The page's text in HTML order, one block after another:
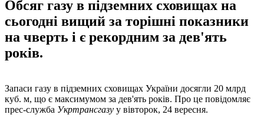
Обсяг газу в підземних сховищах на
сьогодні вищий за торішні показники
на чверть і є рекордним за дев'ять
років.
Запаси газу в підземних сховищах України досягли 20 млрд
куб. м, що є максимумом за дев'ять років. Про це повідомляє
прес-служба Укртрансгазу у вівторок, 24 вересня.